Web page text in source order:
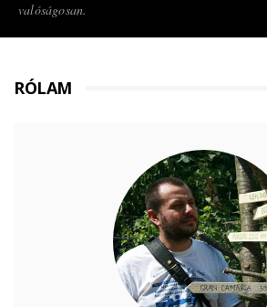
valóságosan.
RÓLAM